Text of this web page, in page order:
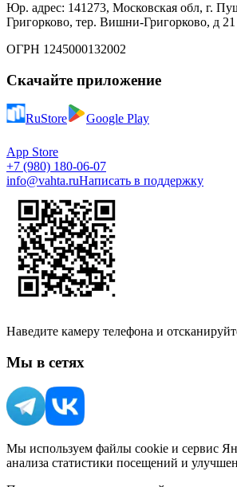
Юр. адрес: 141273, Московская обл, г.
Григорково, тер. Вишни-Григорково, д 21
ОГРН 1245000132002
Скачайте приложение
RuStore Google Play
App Store
+7 (980) 180-06-07
info@vahta.ruНаписать в поддержку
Наведите камеру телефона и
Мы в сетях
Мы используем файлы cookie и сервис
анализа статистики посещений и